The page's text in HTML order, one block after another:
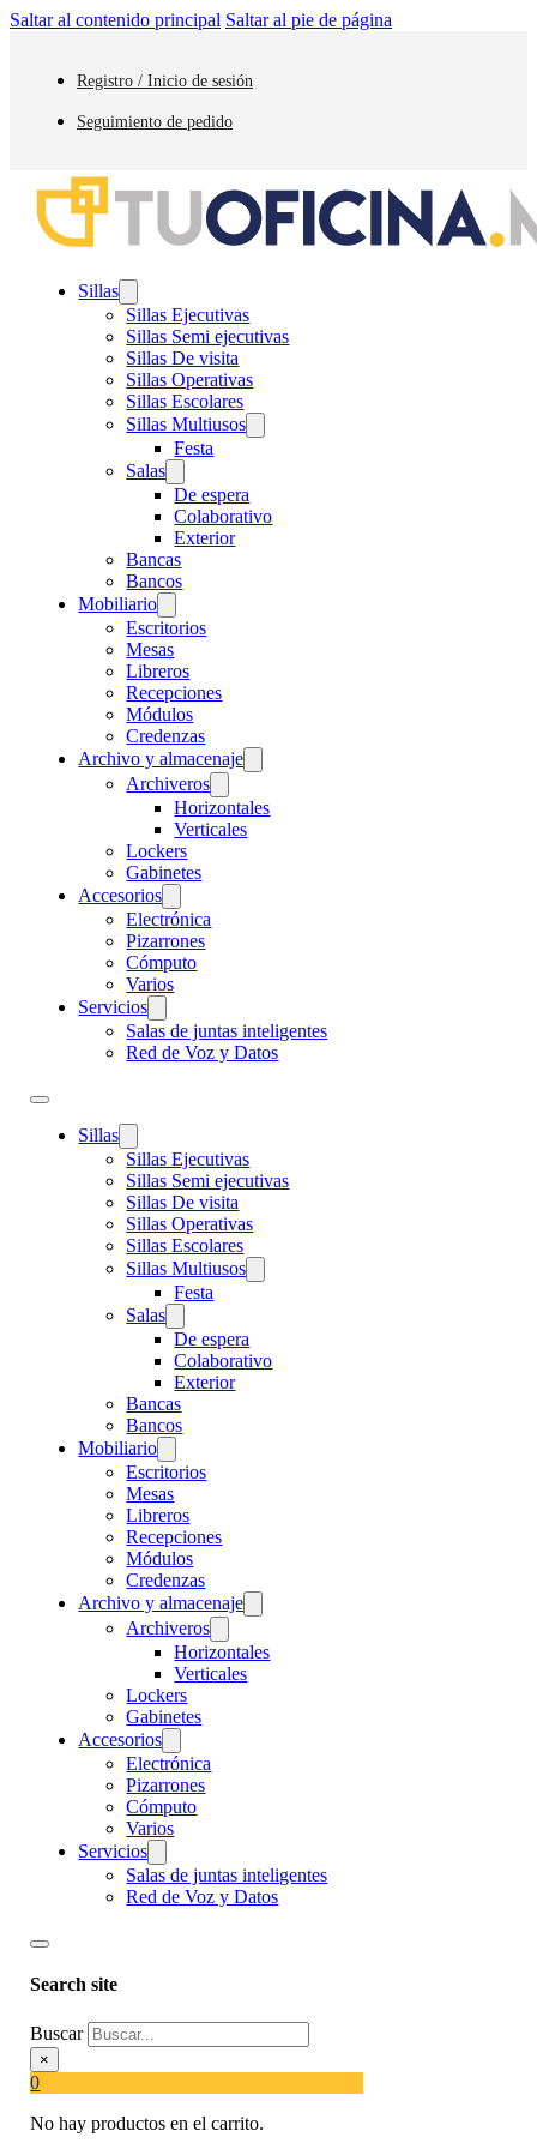
Saltar al contenido principal Saltar al pie de página
Registro / Inicio de sesión
Seguimiento de pedido
Sillas
Sillas Ejecutivas
Sillas Semi ejecutivas
Sillas De visita
Sillas Operativas
Sillas Escolares
Sillas Multiusos
Festa
Salas
De espera
Colaborativo
Exterior
Bancas
Bancos
Mobiliario
Escritorios
Mesas
Libreros
Recepciones
Módulos
Credenzas
Archivo y almacenaje
Archiveros
Horizontales
Verticales
Lockers
Gabinetes
Accesorios
Electrónica
Pizarrones
Cómputo
Varios
Servicios
Salas de juntas inteligentes
Red de Voz y Datos
Sillas
Sillas Ejecutivas
Sillas Semi ejecutivas
Sillas De visita
Sillas Operativas
Sillas Escolares
Sillas Multiusos
Festa
Salas
De espera
Colaborativo
Exterior
Bancas
Bancos
Mobiliario
Escritorios
Mesas
Libreros
Recepciones
Módulos
Credenzas
Archivo y almacenaje
Archiveros
Horizontales
Verticales
Lockers
Gabinetes
Accesorios
Electrónica
Pizarrones
Cómputo
Varios
Servicios
Salas de juntas inteligentes
Red de Voz y Datos
Search site
Buscar
×
0
No hay productos en el carrito.